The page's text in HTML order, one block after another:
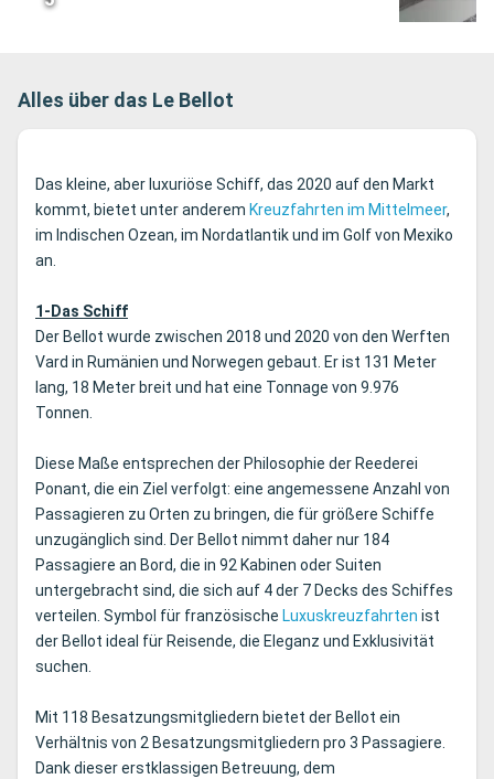
Alles über das Le Bellot
Das kleine, aber luxuriöse Schiff, das 2020 auf den Markt
kommt, bietet unter anderem Kreuzfahrten im Mittelmeer,
im Indischen Ozean, im Nordatlantik und im Golf von Mexiko
an.
1-Das Schiff
Der Bellot wurde zwischen 2018 und 2020 von den Werften
Vard in Rumänien und Norwegen gebaut. Er ist 131 Meter
lang, 18 Meter breit und hat eine Tonnage von 9.976
Tonnen.
Diese Maße entsprechen der Philosophie der Reederei
Ponant, die ein Ziel verfolgt: eine angemessene Anzahl von
Passagieren zu Orten zu bringen, die für größere Schiffe
unzugänglich sind. Der Bellot nimmt daher nur 184
Passagiere an Bord, die in 92 Kabinen oder Suiten
untergebracht sind, die sich auf 4 der 7 Decks des Schiffes
verteilen. Symbol für französische Luxuskreuzfahrten ist
der Bellot ideal für Reisende, die Eleganz und Exklusivität
suchen.
Mit 118 Besatzungsmitgliedern bietet der Bellot ein
Verhältnis von 2 Besatzungsmitgliedern pro 3 Passagiere.
Dank dieser erstklassigen Betreuung, dem